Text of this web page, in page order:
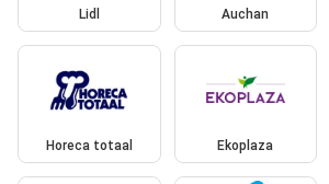
Lidl Auchan
Horeca totaal Ekoplaza